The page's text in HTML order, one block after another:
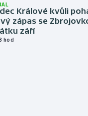
Králové kvůli
zápas se
září
hod